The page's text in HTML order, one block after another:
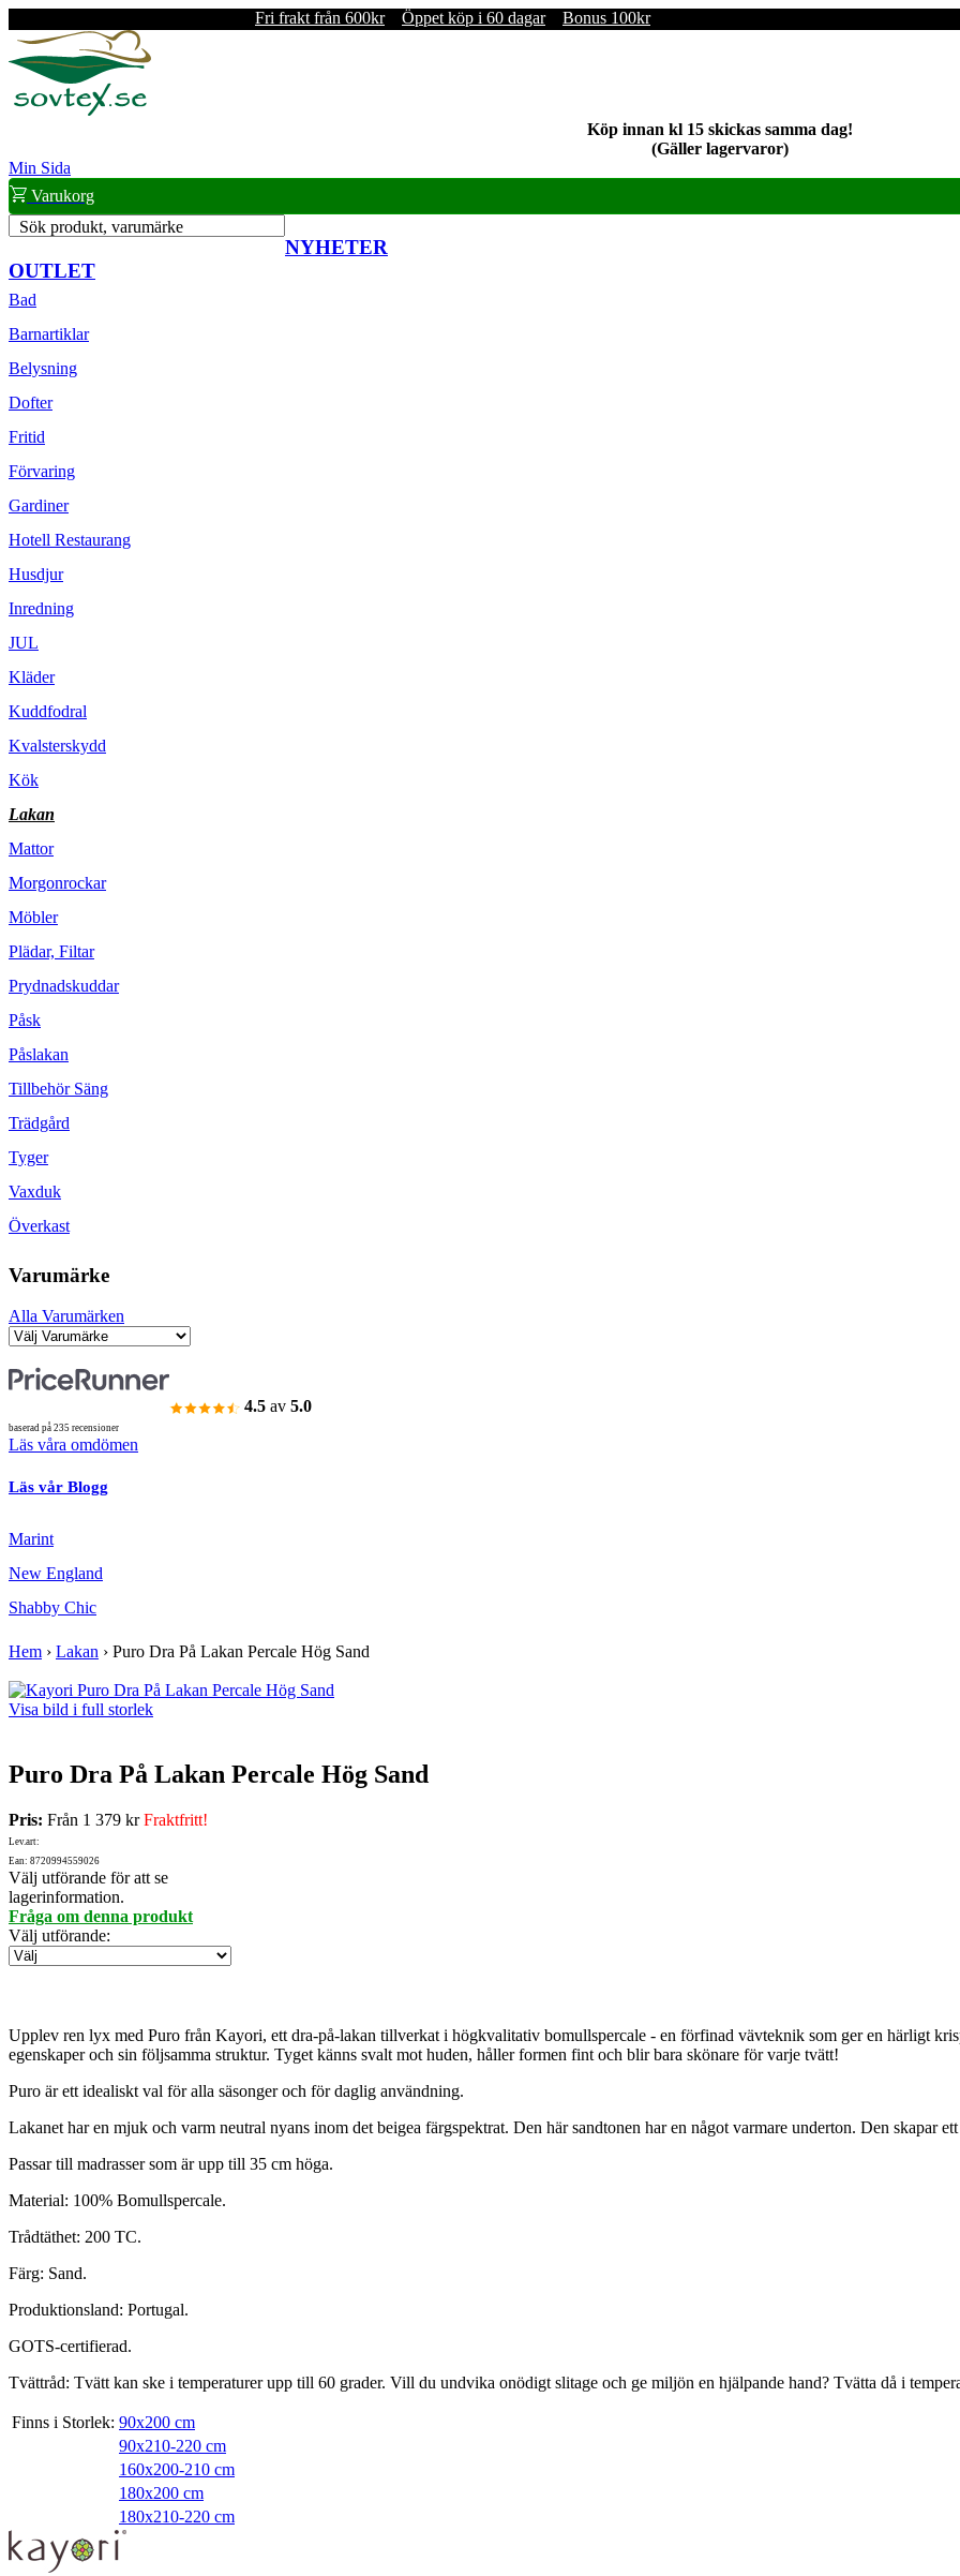
Fri frakt från 600kr Öppet köp i 60 dagar Bonus 100kr
Köp innan kl 15 skickas samma dag!
(Gäller lagervaror)
Min Sida
Varukorg
Sök produkt, varumärke
NYHETER
OUTLET
Bad
Barnartiklar
Belysning
Dofter
Fritid
Förvaring
Gardiner
Hotell Restaurang
Husdjur
Inredning
JUL
Kläder
Kuddfodral
Kvalsterskydd
Kök
Lakan
Mattor
Morgonrockar
Möbler
Plädar, Filtar
Prydnadskuddar
Påsk
Påslakan
Tillbehör Säng
Trädgård
Tyger
Vaxduk
Överkast
Varumärke
Alla Varumärken
4.5 av 5.0
baserad på 235 recensioner
Läs våra omdömen
Läs vår Blogg
Marint
New England
Shabby Chic
Hem › Lakan › Puro Dra På Lakan Percale Hög Sand
Visa bild i full storlek
Puro Dra På Lakan Percale Hög Sand
Pris: Från 1 379 krFraktfritt!
Lev.art:
Ean: 8720994559026
Välj utförande för att se
lagerinformation.
Fråga om denna produkt
Välj utförande:
Upplev ren lyx med Puro från Kayori, ett dra-på-lakan tillverkat i högkvalitativ bomullspercale - en förfinad vävteknik som ger en härligt
egenskaper och sin följsamma struktur. Tyget känns svalt mot huden, håller formen fint och blir bara skönare för varje tvätt!
Puro är ett idealiskt val för alla säsonger och för daglig användning.
Lakanet har en mjuk och varm neutral nyans inom det beigea färgspektrat. Den här sandtonen har en något varmare underton. Den skapar
Passar till madrasser som är upp till 35 cm höga.
Material: 100% Bomullspercale.
Trådtäthet: 200 TC.
Färg: Sand.
Produktionsland: Portugal.
GOTS-certifierad.
Tvättråd: Tvätt kan ske i temperaturer upp till 60 grader. Vill du undvika onödigt slitage och ge miljön en hjälpande hand? Tvätta då i
Finns i Storlek: 90x200 cm
90x210-220 cm
160x200-210 cm
180x200 cm
180x210-220 cm